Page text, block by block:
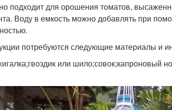
подходит для орошения томатов,
Воду в емкость можно добавлять при
потребуются следующие материалы и
или шило;совок;капроновый